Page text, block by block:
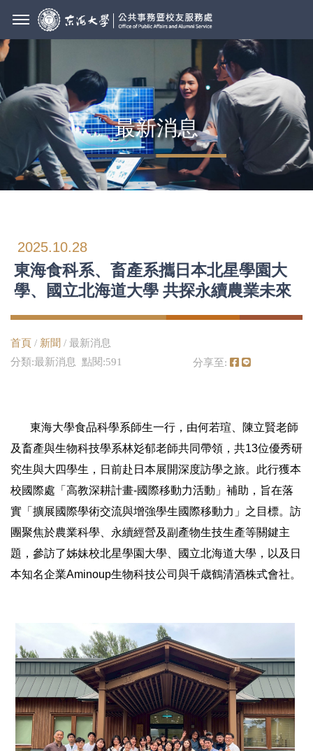
最新消息
2025.10.28
東海食科系、畜產系攜日本北星學園大
學、國立北海道大學 共探永續農業未來
首頁 / 新聞 / 最新消息
分類:最新消息 點閱:591
分享至:
東海大學食品科學系師生一行，由何若瑄、陳立賢老師
及畜產與生物科技學系林彣郁老師共同帶領，共13位優秀研
究生與大四學生，日前赴日本展開深度訪學之旅。此行獲本
校國際處「高教深耕計畫-國際移動力活動」補助，旨在落
實「擴展國際學術交流與增強學生國際移動力」之目標。訪
團聚焦於農業科學、永續經營及副產物生技生產等關鍵主
題，參訪了姊妹校北星學園大學、國立北海道大學，以及日
本知名企業Aminoup生物科技公司與千歳鶴清酒株式會社。